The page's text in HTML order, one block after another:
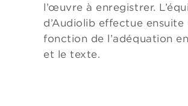
l’œuvre à enregistrer.
d’Audiolib effectue ensuite
fonction de l’adéquation
et le texte.